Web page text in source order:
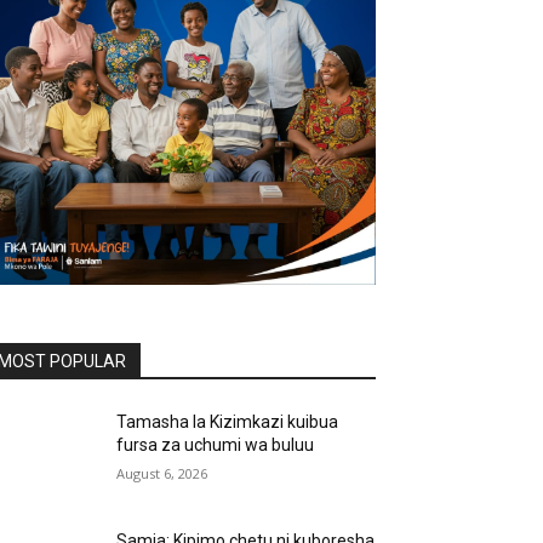
POPULAR
Tamasha la Kizimkazi kuibua
fursa za uchumi wa buluu
August 6, 2026